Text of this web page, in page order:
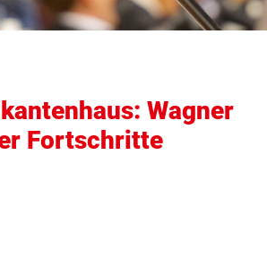
Wagner
Fortschritte